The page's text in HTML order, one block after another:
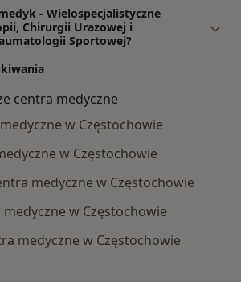
- Wielospecjalistyczne
Chirurgii Urazowej i
Sportowej?
centra medyczne
w Częstochowie
w Częstochowie
medyczne w Częstochowie
w Częstochowie
medyczne w Częstochowie